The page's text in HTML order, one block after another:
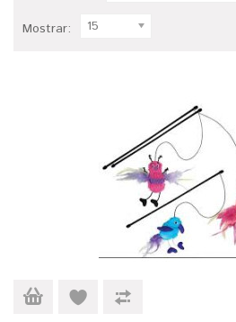
Mostrar: 15